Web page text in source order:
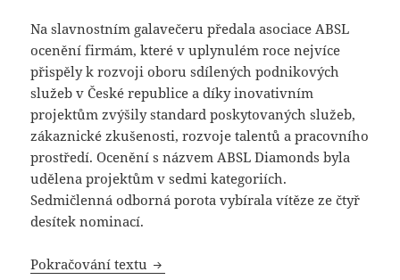
Na slavnostním galavečeru předala asociace ABSL
ocenění firmám, které v uplynulém roce nejvíce
přispěly k rozvoji oboru sdílených podnikových
služeb v České republice a díky inovativním
projektům zvýšily standard poskytovaných služeb,
zákaznické zkušenosti, rozvoje talentů a pracovního
prostředí. Ocenění s názvem ABSL Diamonds byla
udělena projektům v sedmi kategoriích.
Sedmičlenná odborná porota vybírala vítěze ze čtyř
desítek nominací.
Pokračování textu ABSL rozdávala diamanty za